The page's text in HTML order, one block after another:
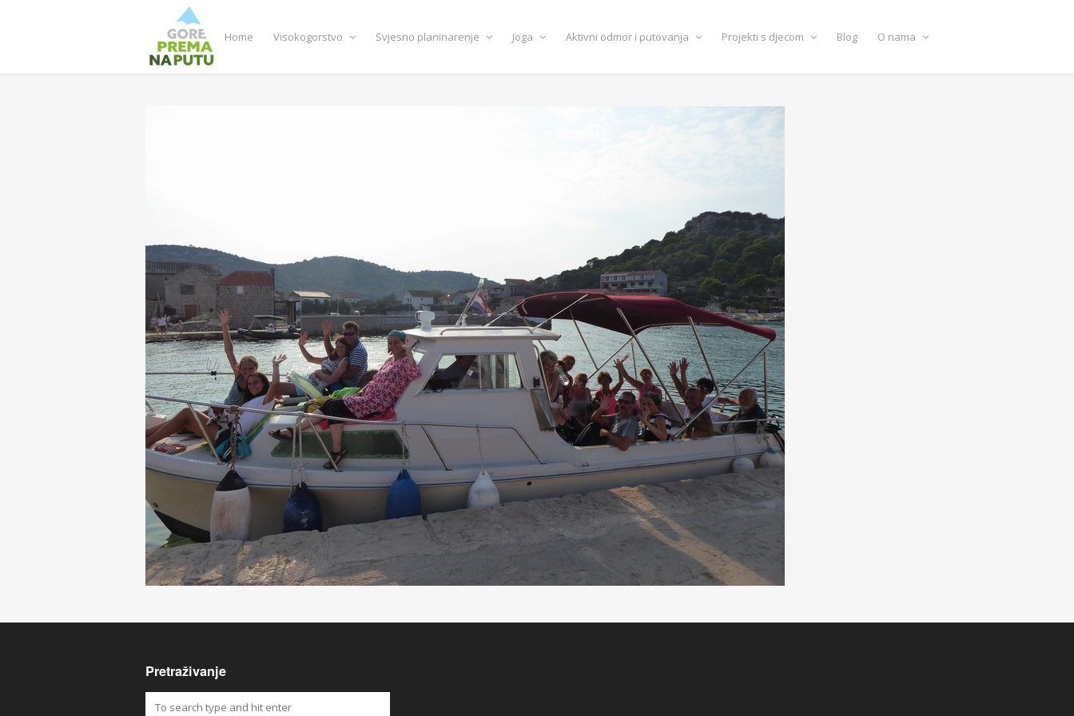
Home Visokogorstvo Svjesno planinarenje Joga Aktivni odmor i putovanja Projekti s djecom Blog O nama
Pretraživanje